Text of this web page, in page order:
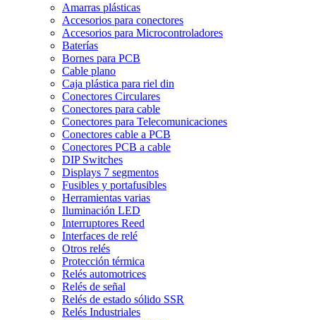
Amarras plásticas
Accesorios para conectores
Accesorios para Microcontroladores
Baterías
Bornes para PCB
Cable plano
Caja plástica para riel din
Conectores Circulares
Conectores para cable
Conectores para Telecomunicaciones
Conectores cable a PCB
Conectores PCB a cable
DIP Switches
Displays 7 segmentos
Fusibles y portafusibles
Herramientas varias
Iluminación LED
Interruptores Reed
Interfaces de relé
Otros relés
Protección térmica
Relés automotrices
Relés de señal
Relés de estado sólido SSR
Relés Industriales